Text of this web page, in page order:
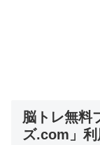
脳トレ無料
ズ.com」